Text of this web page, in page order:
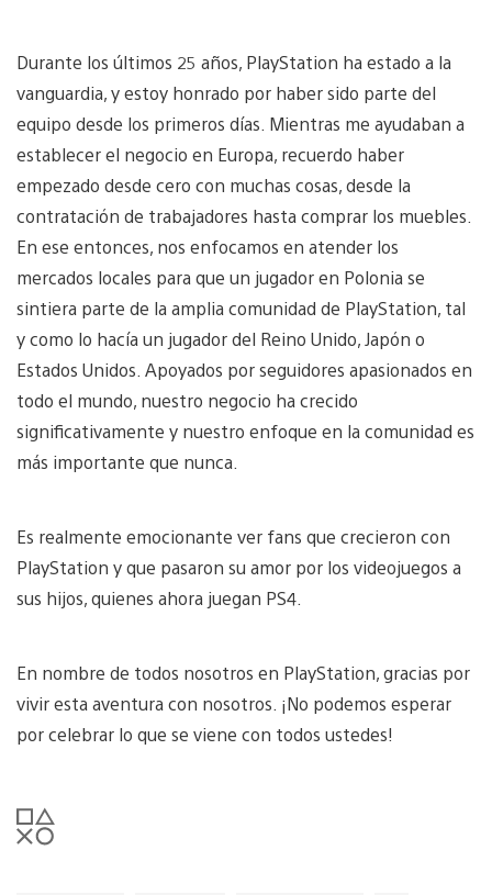
Durante los últimos 25 años, PlayStation ha estado a la
vanguardia, y estoy honrado por haber sido parte del
equipo desde los primeros días. Mientras me ayudaban a
establecer el negocio en Europa, recuerdo haber
empezado desde cero con muchas cosas, desde la
contratación de trabajadores hasta comprar los muebles.
En ese entonces, nos enfocamos en atender los
mercados locales para que un jugador en Polonia se
sintiera parte de la amplia comunidad de PlayStation, tal
y como lo hacía un jugador del Reino Unido, Japón o
Estados Unidos. Apoyados por seguidores apasionados en
todo el mundo, nuestro negocio ha crecido
significativamente y nuestro enfoque en la comunidad es
más importante que nunca.
Es realmente emocionante ver fans que crecieron con
PlayStation y que pasaron su amor por los videojuegos a
sus hijos, quienes ahora juegan PS4.
En nombre de todos nosotros en PlayStation, gracias por
vivir esta aventura con nosotros. ¡No podemos esperar
por celebrar lo que se viene con todos ustedes!